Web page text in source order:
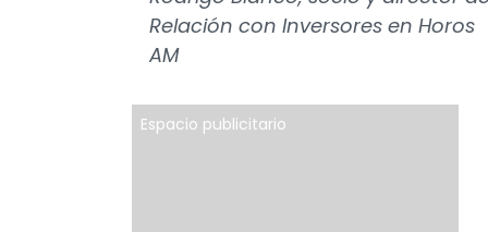
Relación con Inversores en Horos
AM
Espacio publicitario